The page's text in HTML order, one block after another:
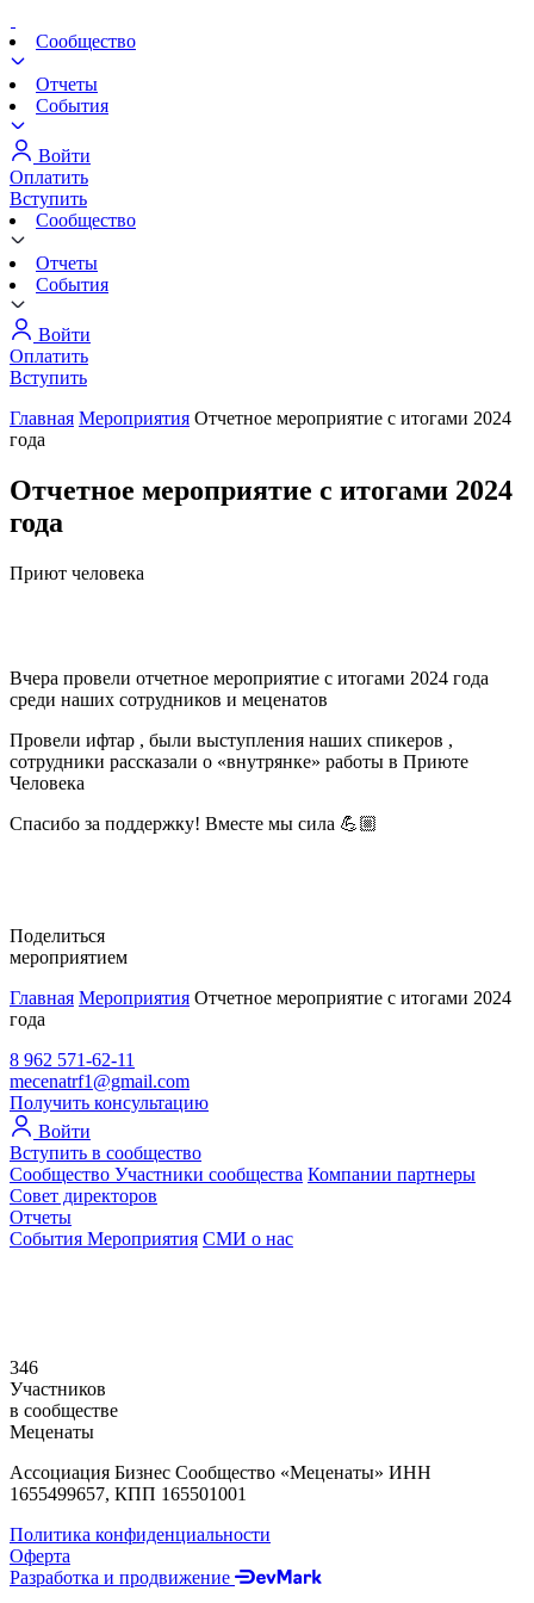
Сообщество
Отчеты
События
Войти
Оплатить
Вступить
Сообщество
Отчеты
События
Войти
Оплатить
Вступить
Главная Мероприятия Отчетное мероприятие с итогами 2024
года
Отчетное мероприятие с итогами 2024
года
Приют человека
Вчера провели отчетное мероприятие с итогами 2024 года
среди наших сотрудников и меценатов
Провели ифтар , были выступления наших спикеров ,
сотрудники рассказали о «внутрянке» работы в Приюте
Человека
Спасибо за поддержку! Вместе мы сила 💪🏼
Поделиться
мероприятием
Главная Мероприятия Отчетное мероприятие с итогами 2024
года
8 962 571-62-11
mecenatrf1@gmail.com
Получить консультацию
Войти
Вступить в сообщество
Сообщество Участники сообщества Компании партнеры
Совет директоров
Отчеты
События Мероприятия СМИ о нас
346
Участников
в сообществе
Меценаты
Ассоциация Бизнес Сообщество «Меценаты» ИНН
1655499657, КПП 165501001
Политика конфиденциальности
Оферта
Разработка и продвижение